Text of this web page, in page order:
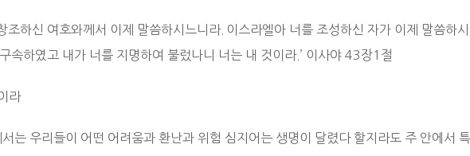
조하신 여호와께서 이제 말씀하시느니라. 이스라엘아 너를 조성하신 자가 이제 말씀하
속하였고 내가 너를 지명하여 불렀나니 너는 내 것이라.’ 이사야 43장1절
라
는 우리들이 어떤 어려움과 환난과 위험 심지어는 생명이 달렸다 할지라도 주 안에서